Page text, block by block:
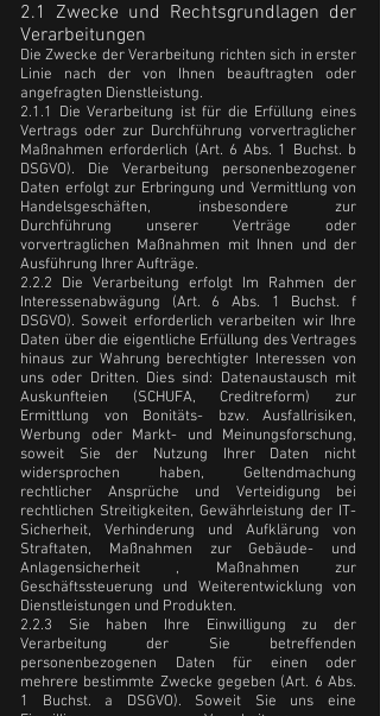
2.1 Zwecke und Rechtsgrundlagen der
Verarbeitungen
Die Zwecke der Verarbeitung richten sich in erster
Linie nach der von Ihnen beauftragten oder
angefragten Dienstleistung.
2.1.1 Die Verarbeitung ist für die Erfüllung eines
Vertrags oder zur Durchführung vorvertraglicher
Maßnahmen erforderlich (Art. 6 Abs. 1 Buchst. b
DSGVO). Die Verarbeitung personenbezogener
Daten erfolgt zur Erbringung und Vermittlung von
Handelsgeschäften, insbesondere zur
Durchführung unserer Verträge oder
vorvertraglichen Maßnahmen mit Ihnen und der
Ausführung Ihrer Aufträge.
2.2.2 Die Verarbeitung erfolgt Im Rahmen der
Interessenabwägung (Art. 6 Abs. 1 Buchst. f
DSGVO). Soweit erforderlich verarbeiten wir Ihre
Daten über die eigentliche Erfüllung des Vertrages
hinaus zur Wahrung berechtigter Interessen von
uns oder Dritten. Dies sind: Datenaustausch mit
Auskunfteien (SCHUFA, Creditreform) zur
Ermittlung von Bonitäts- bzw. Ausfallrisiken,
Werbung oder Markt- und Meinungsforschung,
soweit Sie der Nutzung Ihrer Daten nicht
widersprochen haben, Geltendmachung
rechtlicher Ansprüche und Verteidigung bei
rechtlichen Streitigkeiten, Gewährleistung der IT-
Sicherheit, Verhinderung und Aufklärung von
Straftaten, Maßnahmen zur Gebäude- und
Anlagensicherheit , Maßnahmen zur
Geschäftssteuerung und Weiterentwicklung von
Dienstleistungen und Produkten.
2.2.3 Sie haben Ihre Einwilligung zu der
Verarbeitung der Sie betreffenden
personenbezogenen Daten für einen oder
mehrere bestimmte Zwecke gegeben (Art. 6 Abs.
1 Buchst. a DSGVO). Soweit Sie uns eine